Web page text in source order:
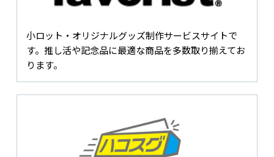
小ロット・オリジナルグッズ制作サービスサイトで
す。推し活や記念品に最適な商品を多数取り揃えてお
ります。